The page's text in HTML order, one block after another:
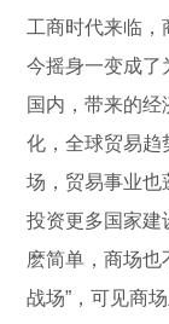
工商时代来临，
今摇身一变成了
国内，带来的
化，全球贸易趋
场，贸易事业也
投资更多国家建
麽简单，商场也
战场”，可见商